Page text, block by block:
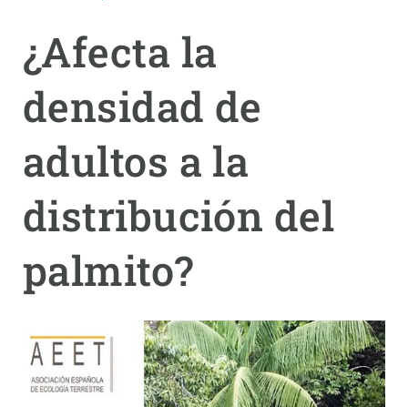
¿Afecta la
densidad de
adultos a la
distribución del
palmito?
Responsive
menu
INVESTIGACIÓN
CIENCIA EN ACCIÓN
ÚNETE A NOSOTROS
PARTICIPA